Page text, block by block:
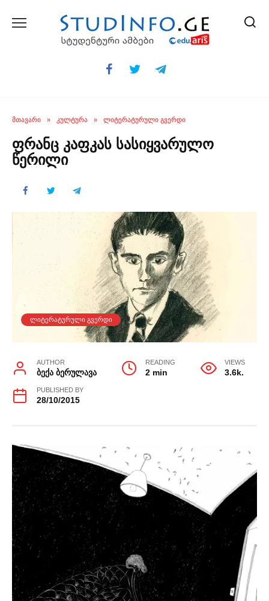
ᲛᲗᲐᲕᲐᲠᲘ » ᲙᲣᲚᲢᲣᲠᲐ » ᲚᲘᲢᲔᲠᲐᲢᲣᲠᲣᲚᲘ ᲒᲕᲔᲠᲓᲘ
ფრანც კაფკას სასიყვარულო
წერილი
ᲚᲘᲢᲔᲠᲐᲢᲣᲠᲣᲚᲘ ᲒᲕᲔᲠᲓᲘ
AUTHOR
ბექა ბერულავა
READING
2 min
VIEWS
3.6k.
PUBLISHED BY
28/10/2015